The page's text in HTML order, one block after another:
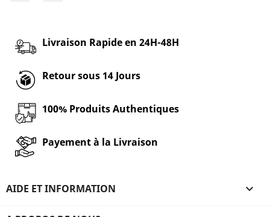
Livraison Rapide en 24H-48H
Retour sous 14 Jours
100% Produits Authentiques
Payement à la Livraison
AIDE ET INFORMATION 